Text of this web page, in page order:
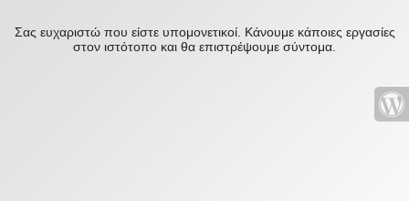
Σας ευχαριστώ που είστε υπομονετικοί. Κάνουμε κάποιες εργασίες
στον ιστότοπο και θα επιστρέψουμε σύντομα.